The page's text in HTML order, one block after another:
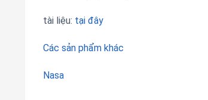
tài liệu: tại đây
Các sản phẩm khác
Nasa